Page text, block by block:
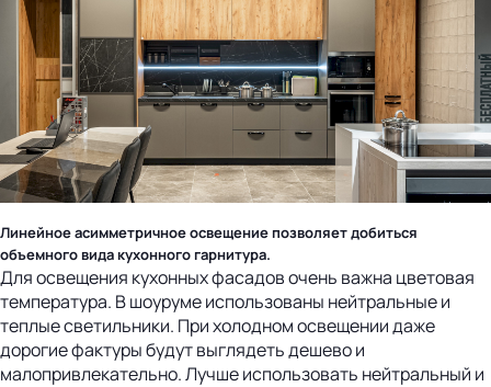
Линейное асимметричное освещение позволяет добиться
объемного вида кухонного гарнитура.
Для освещения кухонных фасадов очень важна цветовая
температура. В шоуруме использованы нейтральные и
теплые светильники. При холодном освещении даже
дорогие фактуры будут выглядеть дешево и
малопривлекательно. Лучше использовать нейтральный и